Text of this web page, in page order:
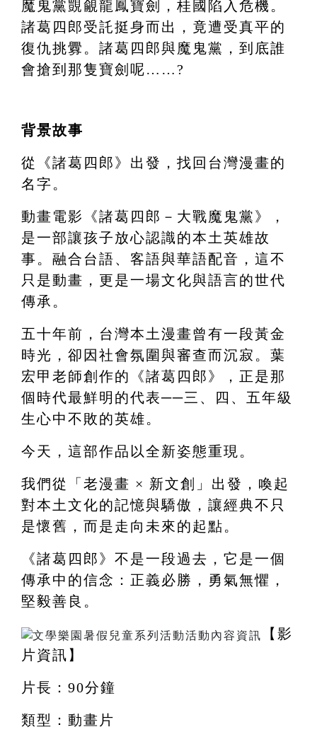
魔鬼黨覬覦龍鳳寶劍，桂國陷入危機。
諸葛四郎受託挺身而出，竟遭受真平的
復仇挑釁。諸葛四郎與魔鬼黨，到底誰
會搶到那隻寶劍呢……?
背景故事
從《諸葛四郎》出發，找回台灣漫畫的
名字。
動畫電影《諸葛四郎－大戰魔鬼黨》，
是一部讓孩子放心認識的本土英雄故
事。融合台語、客語與華語配音，這不
只是動畫，更是一場文化與語言的世代
傳承。
五十年前，台灣本土漫畫曾有一段黃金
時光，卻因社會氛圍與審查而沉寂。葉
宏甲老師創作的《諸葛四郎》，正是那
個時代最鮮明的代表──三、四、五年級
生心中不敗的英雄。
今天，這部作品以全新姿態重現。
我們從「老漫畫 × 新文創」出發，喚起
對本土文化的記憶與驕傲，讓經典不只
是懷舊，而是走向未來的起點。
《諸葛四郎》不是一段過去，它是一個
傳承中的信念：正義必勝，勇氣無懼，
堅毅善良。
【影
片資訊】
片長：90分鐘
類型：動畫片